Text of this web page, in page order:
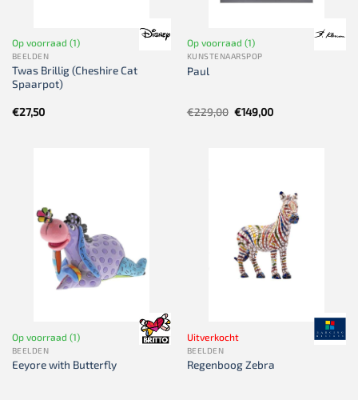
Op voorraad (1)
BEELDEN
Twas Brillig (Cheshire Cat
Spaarpot)
€27,50
Op voorraad (1)
KUNSTENAARSPOP
Paul
€229,00 Oorspronkelijke
prijs
€149,00Huidige
Op voorraad (1)
BEELDEN
Eeyore with Butterfly
Uitverkocht
BEELDEN
Regenboog Zebra